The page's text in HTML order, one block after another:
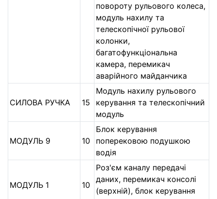
повороту рульового колеса,
модуль нахилу та
телескопічної рульової
колонки,
багатофункціональна
камера, перемикач
аварійного майданчика
СИЛОВА РУЧКА 15
Модуль нахилу рульового
керування та телескопічний
модуль
МОДУЛЬ 9 10
Блок керування
поперековою подушкою
водія
МОДУЛЬ 1 10
Роз'єм каналу передачі
даних, перемикач консолі
(верхній), блок керування